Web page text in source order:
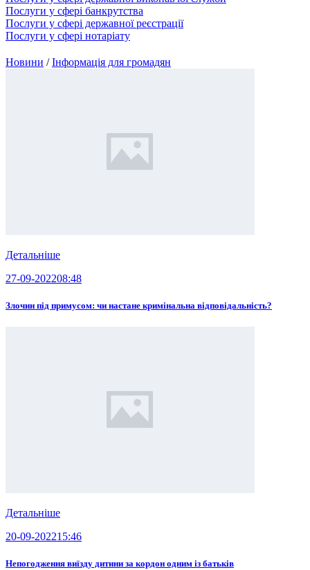
Послуги у сфері банкрутства
Послуги у сфері державної реєстрації
Послуги у сфері нотаріату
Новини /Інформація для громадян
Детальніше
27-09-202208:48
Злочин під примусом: чи настане кримінальна відповідальність?
Детальніше
20-09-202215:46
Непогодження виїзду дитини за кордон одним із батьків